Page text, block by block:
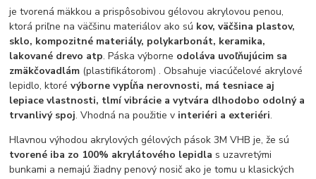
je tvorená mäkkou a prispôsobivou gélovou akrylovou penou,
ktorá priľne na väčšinu materiálov ako sú kov, väčšina plastov,
sklo, kompozitné materiály, polykarbonát, keramika,
lakované drevo atp. Páska výborne odoláva uvoľňujúcim sa
zmäkčovadlám (plastifikátorom) . Obsahuje viacúčelové akrylové
lepidlo, ktorévýborne vypĺňa nerovnosti, má tesniace aj
lepiace vlastnosti, tlmí vibrácie a vytvára dlhodobo odolný a
trvanlivý spoj. Vhodná na použitie v interiéri a exteriéri.
Hlavnou výhodou akrylových gélových pások 3M VHB je, že sú
tvorené iba zo 100% akrylátového lepidla s uzavretými
bunkami a nemajú žiadny penový nosič ako je tomu u klasických